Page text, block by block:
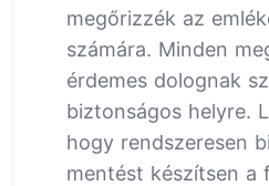
megőrizzék az
számára. Minden
érdemes dolognak
biztonságos helyre.
hogy rendszeresen
mentést készítsen a